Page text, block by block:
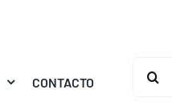
CONTACTO
Buscar: